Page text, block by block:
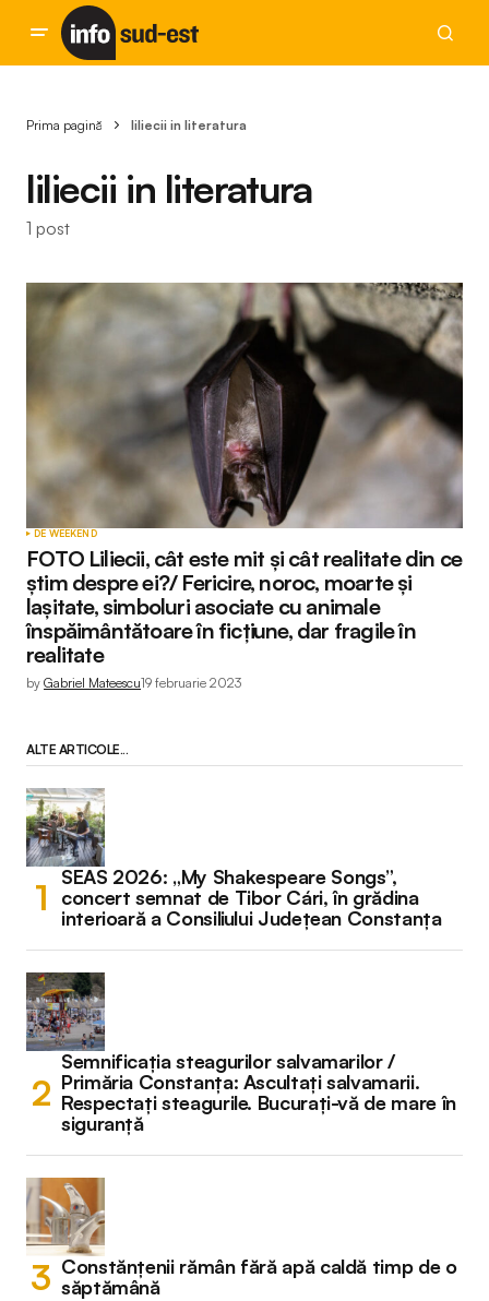
Prima pagină liliecii in literatura
liliecii in literatura
1 post
DE WEEKEND
FOTO Liliecii, cât este mit și cât realitate din ce
știm despre ei?/ Fericire, noroc, moarte și
lașitate, simboluri asociate cu animale
înspăimântătoare în ficțiune, dar fragile în
realitate
by Gabriel Mateescu19 februarie 2023
ALTE ARTICOLE...
SEAS 2026: „My Shakespeare Songs”,
concert semnat de Tibor Cári, în grădina
interioară a Consiliului Județean Constanța
Semnificația steagurilor salvamarilor /
Primăria Constanța: Ascultați salvamarii.
Respectați steagurile. Bucurați-vă de mare în
siguranță
Constănțenii rămân fără apă caldă timp de o
săptămână